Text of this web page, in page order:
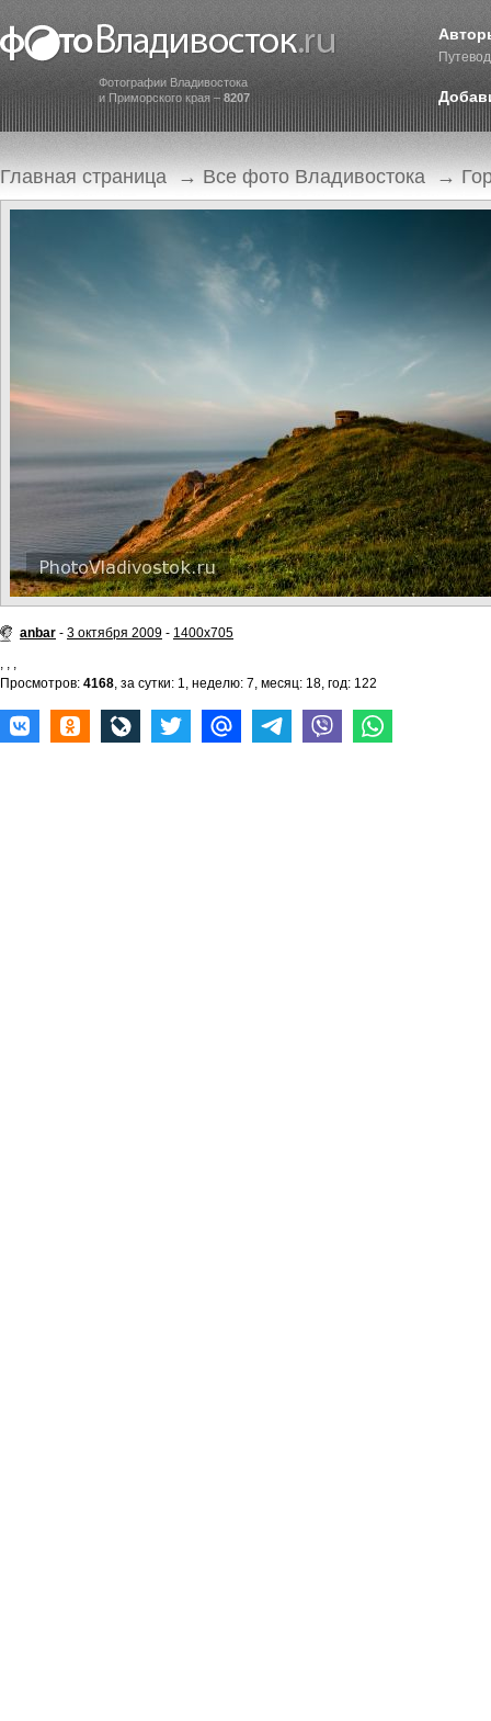
Фотографии Владивостока
и Приморского края – 8207
Главная страница → Все фото Владивостока →
anbar - 3 октября 2009 - 1400x705
, , ,
Просмотров: 4168, за сутки: 1, неделю: 7, месяц: 18, год: 122